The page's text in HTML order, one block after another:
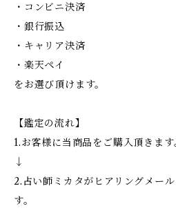
・コンビニ決済
・銀行振込
・キャリア決済
・楽天ペイ
をお選び頂けます。
【鑑定の流れ】
1.お客様に当商品をご購入頂きます
↓
2.占い師ミカタがヒアリングメー
す。